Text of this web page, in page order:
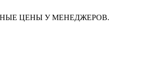
ЦЕНЫ У МЕНЕДЖЕРОВ.